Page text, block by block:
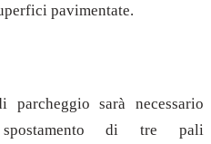
pavimentate.
sarà necessario
di tre pali